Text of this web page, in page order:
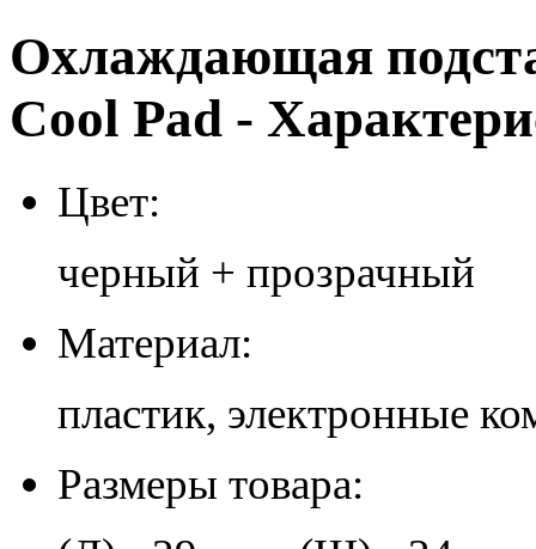
Охлаждающая
Cool Pad -
Цвет:
черный + прозрачный
Материал:
пластик, электронные
Размеры товара: